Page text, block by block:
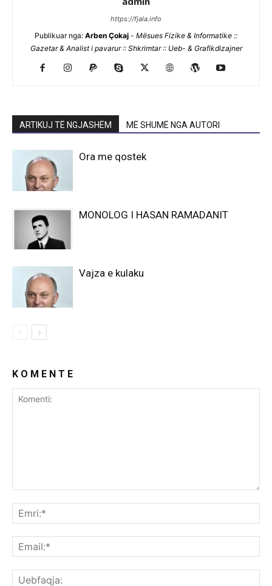
https://fjala.info
Publikuar nga: Arben Çokaj - Mësues Fizike & Informatike ::
Gazetar & Analist i pavarur :: Shkrimtar :: Ueb- & Grafikdizajner
ARTIKUJ TË NGJASHËM MË SHUMË NGA AUTORI
Ora me qostek
MONOLOG I HASAN RAMADANIT
Vajza e kulaku
K O M E N T E